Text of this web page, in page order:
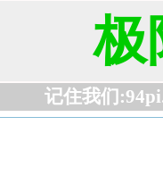
极
记住我们